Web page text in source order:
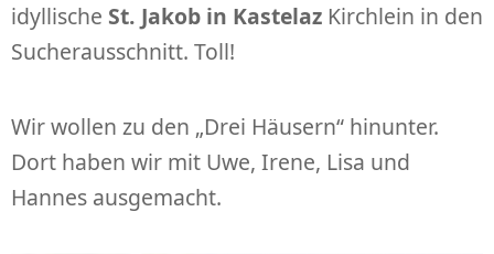
idyllische St. Jakob in Kastelaz Kirchlein in den
Sucherausschnitt. Toll!
Wir wollen zu den „Drei Häusern“ hinunter.
Dort haben wir mit Uwe, Irene, Lisa und
Hannes ausgemacht.